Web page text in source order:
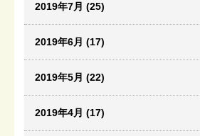
2019年7月 (25)
2019年6月 (17)
2019年5月 (22)
2019年4月 (17)